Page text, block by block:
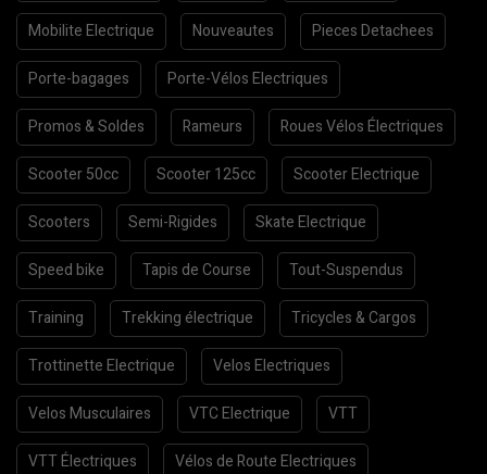
Mobilite Electrique Nouveautes Pieces Detachees
Porte-bagages Porte-Vélos Electriques
Promos & Soldes Rameurs Roues Vélos Électriques
Scooter 50cc Scooter 125cc Scooter Electrique
Scooters Semi-Rigides Skate Electrique
Speed bike Tapis de Course Tout-Suspendus
Training Trekking électrique Tricycles & Cargos
Trottinette Electrique Velos Electriques
Velos Musculaires VTC Electrique VTT
VTT Électriques Vélos de Route Electriques